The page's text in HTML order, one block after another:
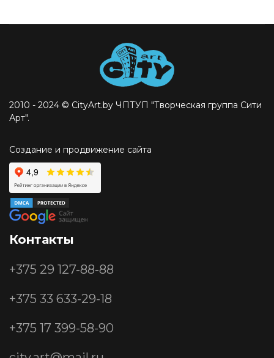
2010 - 2024 © CityArt.by ЧПТУП "Творческая группа Сити
Арт".
Создание и продвижение сайта
Контакты
+375 29 127-88-88
+375 33 633-29-18
+375 17 399-58-90